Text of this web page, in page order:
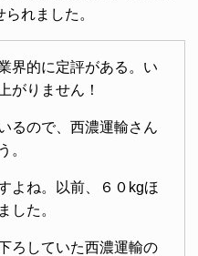
れました。
界的に定評がある。い
がりません！
るので、西濃運輸さん
。
よね。以前、６０kgほ
した。
ろしていた西濃運輸の